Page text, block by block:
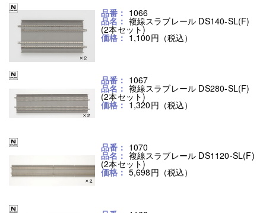
品番： 1066
品名： 複線スラブレール DS140-SL(F)
(2本セット)
価格： 1,100円（税込）
品番： 1067
品名： 複線スラブレール DS280-SL(F)
(2本セット)
価格： 1,320円（税込）
品番： 1070
品名： 複線スラブレール DS1120-SL(F)
(2本セット)
価格： 5,698円（税込）